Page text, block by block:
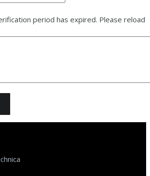
period has expired. Please reload